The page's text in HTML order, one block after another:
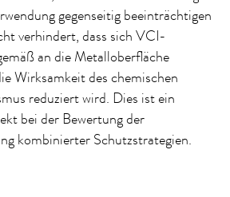
gegenseitig beeinträchtigen
verhindert, dass sich VCI-
an die Metalloberfläche
Wirksamkeit des chemischen
reduziert wird. Dies ist ein
bei der Bewertung der
kombinierter Schutzstrategien.